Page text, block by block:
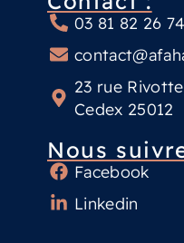
03 81 82 26 74
23 rue
Cedex 25012
Nous
Facebook
Linkedin